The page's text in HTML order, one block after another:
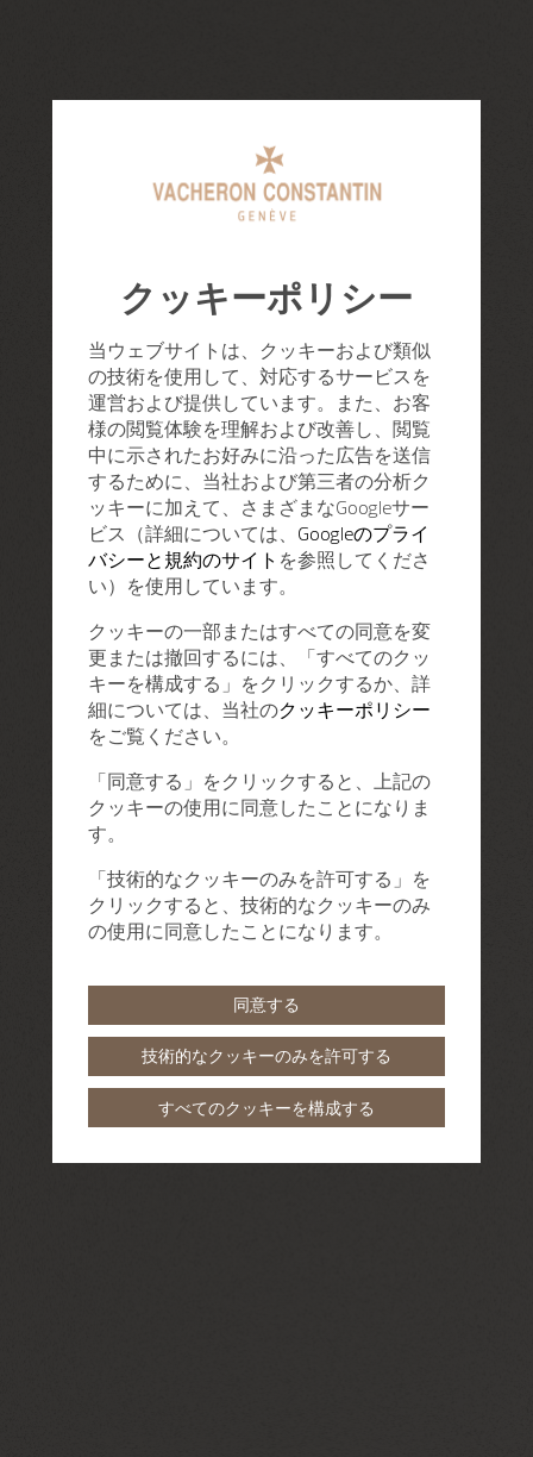
クッキーポリシー
当ウェブサイトは、クッキーおよび類似
の技術を使用して、対応するサービスを
運営および提供しています。また、お客
様の閲覧体験を理解および改善し、閲覧
中に示されたお好みに沿った広告を送信
するために、当社および第三者の分析ク
ッキーに加えて、さまざまなGoogleサー
ビス（詳細については、 Googleのプライ
バシーと規約のサイト を参照してくださ
い）を使用しています。
クッキーの一部またはすべての同意を変
更または撤回するには、「すべてのクッ
キーを構成する」をクリックするか、詳
細については、当社のクッキーポリシー
をご覧ください。
「同意する」をクリックすると、上記の
クッキーの使用に同意したことになりま
す。
「技術的なクッキーのみを許可する」を
クリックすると、技術的なクッキーのみ
の使用に同意したことになります。
同意する
技術的なクッキーのみを許可する
すべてのクッキーを構成する